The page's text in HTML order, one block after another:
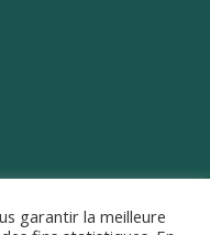
garantir la meilleure